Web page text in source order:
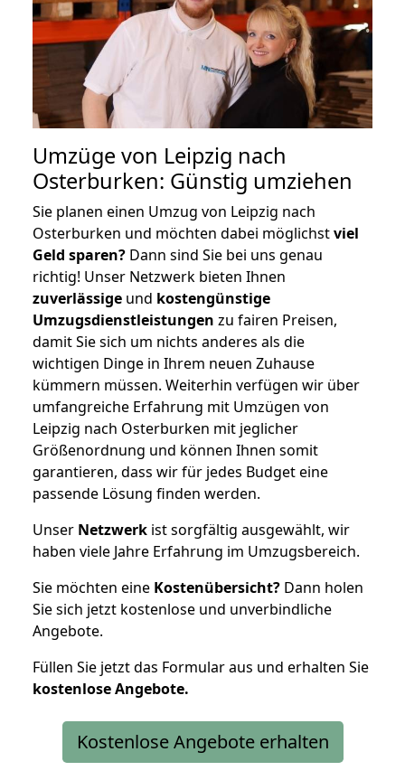
Umzüge von Leipzig nach
Osterburken: Günstig umziehen
Sie planen einen Umzug von Leipzig nach
Osterburken und möchten dabei möglichstviel
Geld sparen? Dann sind Sie bei uns genau
richtig! Unser Netzwerk bieten Ihnen
zuverlässige und kostengünstige
Umzugsdienstleistungen zu fairen Preisen,
damit Sie sich um nichts anderes als die
wichtigen Dinge in Ihrem neuen Zuhause
kümmern müssen. Weiterhin verfügen wir über
umfangreiche Erfahrung mit Umzügen von
Leipzig nach Osterburken mit jeglicher
Größenordnung und können Ihnen somit
garantieren, dass wir für jedes Budget eine
passende Lösung finden werden.
Unser Netzwerk ist sorgfältig ausgewählt, wir
haben viele Jahre Erfahrung im Umzugsbereich.
Sie möchten eine Kostenübersicht? Dann holen
Sie sich jetzt kostenlose und unverbindliche
Angebote.
Füllen Sie jetzt das Formular aus und erhalten Sie
kostenloseAngebote.
Kostenlose Angebote erhalten